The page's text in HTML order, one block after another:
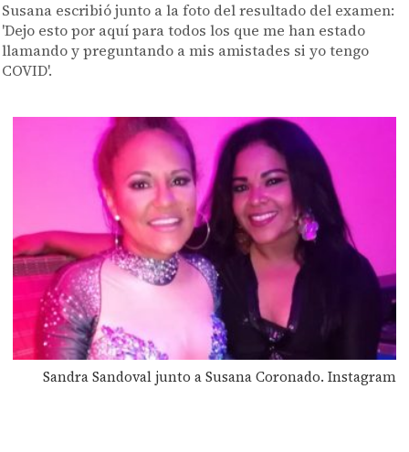
Susana escribió junto a la foto del resultado del examen:
'Dejo esto por aquí para todos los que me han estado
llamando y preguntando a mis amistades si yo tengo
COVID'.
Sandra Sandoval junto a Susana Coronado. Instagram